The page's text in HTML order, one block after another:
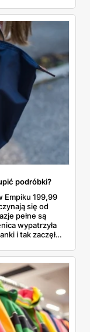
przybywa
co
taka rakieta
podróbki?
Empiku 199,99
się od
pełne są
wypatrzyła
i tak zaczęło
nie wciska nam
—